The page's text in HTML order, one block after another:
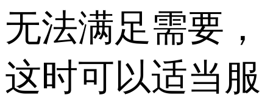
无法满足需要，
这时可以适当服